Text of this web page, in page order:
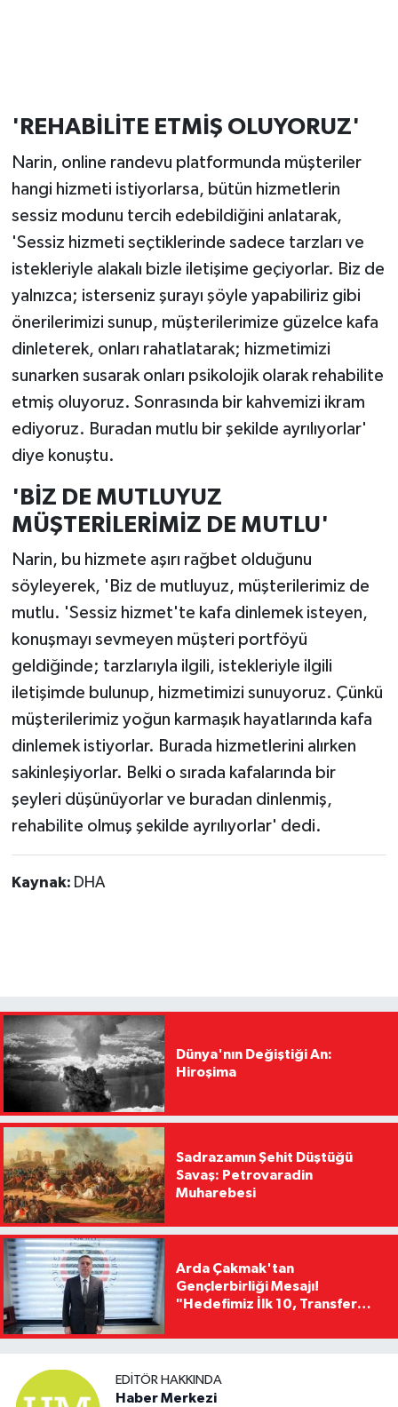
'REHABİLİTE ETMİŞ OLUYORUZ'
Narin, online randevu platformunda müşteriler
hangi hizmeti istiyorlarsa, bütün hizmetlerin
sessiz modunu tercih edebildiğini anlatarak,
'Sessiz hizmeti seçtiklerinde sadece tarzları ve
istekleriyle alakalı bizle iletişime geçiyorlar. Biz de
yalnızca; isterseniz şurayı şöyle yapabiliriz gibi
önerilerimizi sunup, müşterilerimize güzelce kafa
dinleterek, onları rahatlatarak; hizmetimizi
sunarken susarak onları psikolojik olarak rehabilite
etmiş oluyoruz. Sonrasında bir kahvemizi ikram
ediyoruz. Buradan mutlu bir şekilde ayrılıyorlar'
diye konuştu.
'BİZ DE MUTLUYUZ
MÜŞTERİLERİMİZ DE MUTLU'
Narin, bu hizmete aşırı rağbet olduğunu
söyleyerek, 'Biz de mutluyuz, müşterilerimiz de
mutlu. 'Sessiz hizmet'te kafa dinlemek isteyen,
konuşmayı sevmeyen müşteri portföyü
geldiğinde; tarzlarıyla ilgili, istekleriyle ilgili
iletişimde bulunup, hizmetimizi sunuyoruz. Çünkü
müşterilerimiz yoğun karmaşık hayatlarında kafa
dinlemek istiyorlar. Burada hizmetlerini alırken
sakinleşiyorlar. Belki o sırada kafalarında bir
şeyleri düşünüyorlar ve buradan dinlenmiş,
rehabilite olmuş şekilde ayrılıyorlar' dedi.
Kaynak: DHA
Dünya'nın Değiştiği An:
Hiroşima
Sadrazamın Şehit Düştüğü
Savaş: Petrovaradin
Muharebesi
Arda Çakmak'tan
Gençlerbirliği Mesajı!
"Hedefimiz İlk 10, Transfer
Kaldıracağız"
EDITÖR HAKKINDA
Haber Merkezi